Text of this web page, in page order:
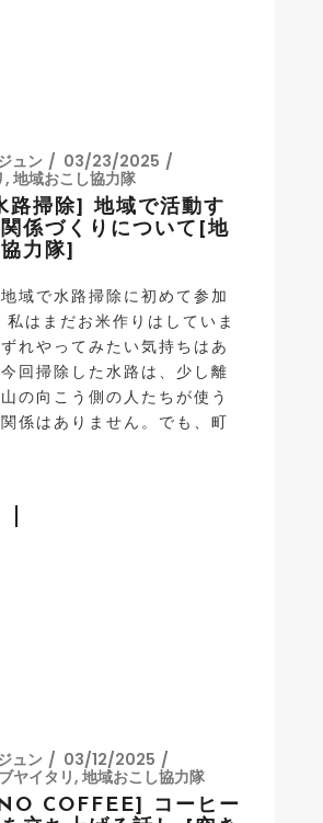
ュン
03/23/2025
, 地域おこし協力隊
路掃除] 地域で活動す
係づくりについて[地
力隊]
域で水路掃除に初めて参加
私はまだお米作りはしていま
れやってみたい気持ちはあ
回掃除した水路は、少し離
の向こう側の人たちが使う
係はありません。でも、町
ュン
03/12/2025
ヤイタリ, 地域おこし協力隊
COFFEE] コーヒー